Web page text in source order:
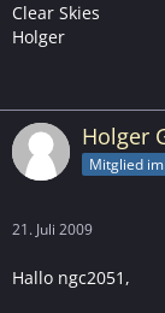
Clear Skies
Holger
Holger
Mitglied
21. Juli 2009
Hallo ngc2051,